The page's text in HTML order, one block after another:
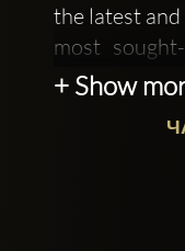
the latest and
most
leaving your
should be
+ Show